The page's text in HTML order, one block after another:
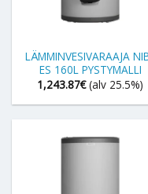
LÄMMINVESIVARAAJA
ES 160L PYSTYMALLI
1,243.87€ (alv 25.5%)